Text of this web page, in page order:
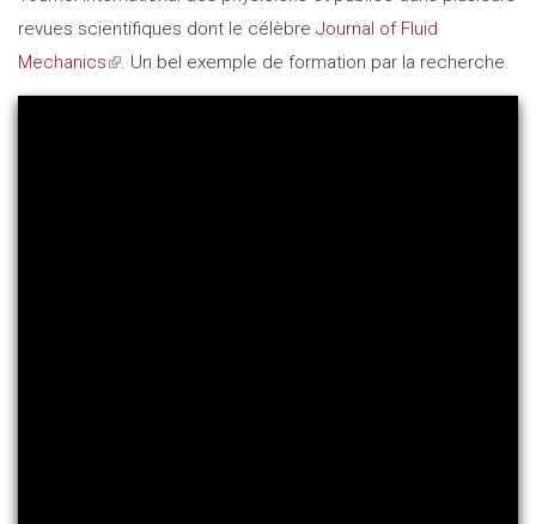
revues scientifiques dont le célèbre Journal of Fluid
Mechanics(link
is
. Un bel exemple de formation par la recherche.